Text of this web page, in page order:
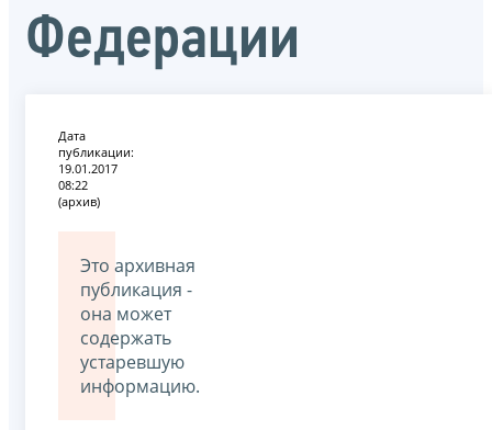
Федерации
Дата
публикации:
19.01.2017
08:22
(архив)
Это архивная
публикация -
она может
содержать
устаревшую
информацию.